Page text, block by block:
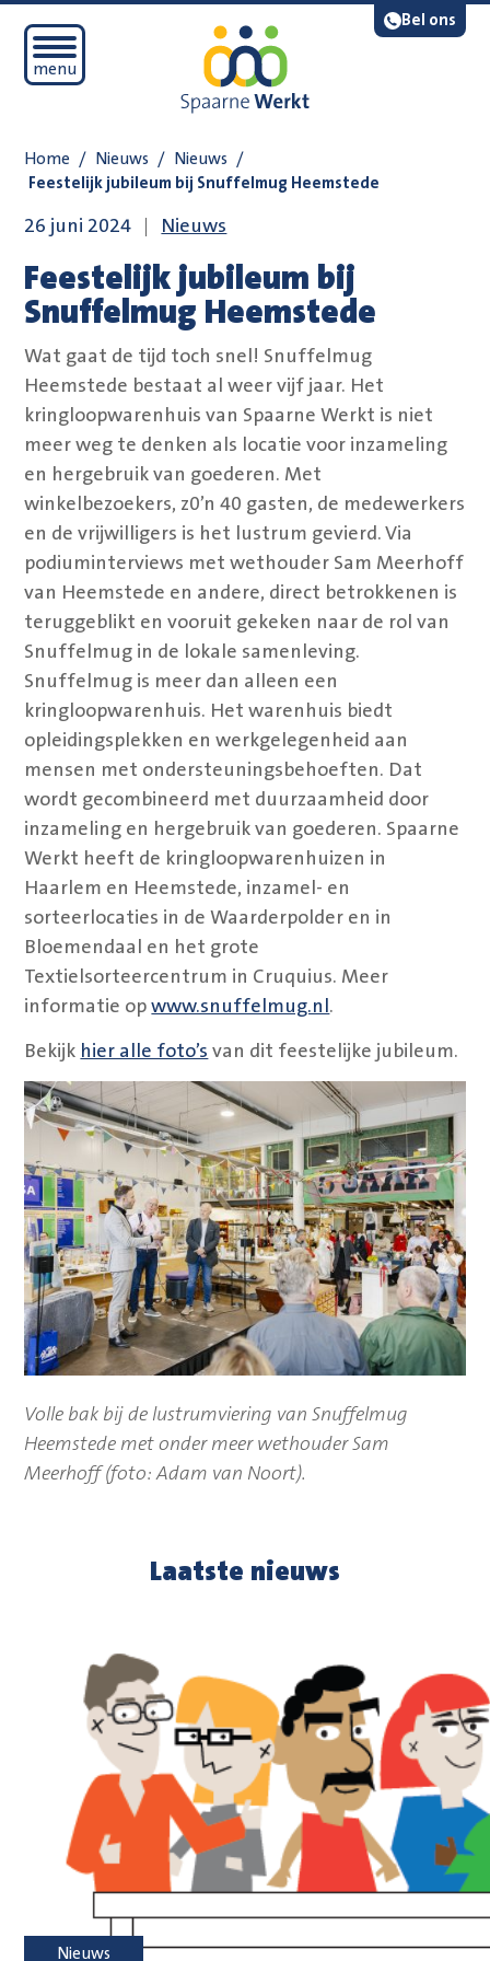
Bel ons
Open mobiel menu
menu
Lees voor
Home / Nieuws / Nieuws /
Feestelijk jubileum bij Snuffelmug Heemstede
Feestelijk jubileum bij
Snuffelmug Heemstede
26 juni 2024 Nieuws
Wat gaat de tijd toch snel! Snuffelmug
Heemstede bestaat al weer vijf jaar. Het
kringloopwarenhuis van Spaarne Werkt is niet
meer weg te denken als locatie voor inzameling
en hergebruik van goederen. Met
winkelbezoekers, z0’n 40 gasten, de medewerkers
en de vrijwilligers is het lustrum gevierd. Via
podiuminterviews met wethouder Sam Meerhoff
van Heemstede en andere, direct betrokkenen is
teruggeblikt en vooruit gekeken naar de rol van
Snuffelmug in de lokale samenleving.
Snuffelmug is meer dan alleen een
kringloopwarenhuis. Het warenhuis biedt
opleidingsplekken en werkgelegenheid aan
mensen met ondersteuningsbehoeften. Dat
wordt gecombineerd met duurzaamheid door
inzameling en hergebruik van goederen. Spaarne
Werkt heeft de kringloopwarenhuizen in
Haarlem en Heemstede, inzamel- en
sorteerlocaties in de Waarderpolder en in
Bloemendaal en het grote
Textielsorteercentrum in Cruquius. Meer
informatie opwww.snuffelmug.nl.
Bekijk hier alle foto’s van dit feestelijke jubileum.
Volle bak bij de lustrumviering van Snuffelmug
Heemstede met onder meer wethouder Sam
Meerhoff (foto: Adam van Noort).
Laatste nieuws
Nieuws